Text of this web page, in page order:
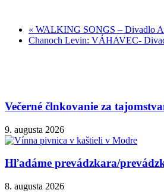
« WALKING SONGS – Divadlo
Chanoch Levin: VÁHAVEC-
Večerné člnkovanie za
9. augusta 2026
Hľadáme prevádzkara/
8. augusta 2026